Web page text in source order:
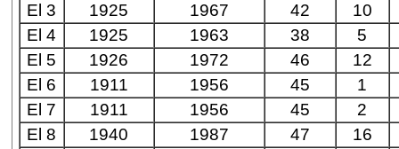
El 3
1925 1967 42
10
El 4
1925 1963 38
5
El 5
1926 1972 46
12
El 6
1911 1956 45
1
El 7
1911 1956 45
2
El 8
1940 1987 47
16